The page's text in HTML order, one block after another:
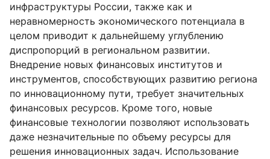
инфраструктуры России, также как и
неравномерность экономического потенциала в
целом приводит к дальнейшему углублению
диспропорций в региональном развитии.
Внедрение новых финансовых институтов и
инструментов, способствующих развитию региона
по инновационному пути, требует значительных
финансовых ресурсов. Кроме того, новые
финансовые технологии позволяют использовать
даже незначительные по объему ресурсы для
решения инновационных задач. Использование